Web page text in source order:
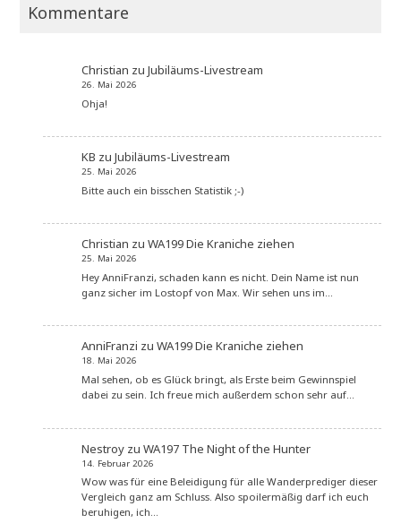
Kommentare
Christian zu Jubiläums-Livestream
26. Mai 2026
Ohja!
KB zu Jubiläums-Livestream
25. Mai 2026
Bitte auch ein bisschen Statistik ;-)
Christian zu WA199 Die Kraniche ziehen
25. Mai 2026
Hey AnniFranzi, schaden kann es nicht. Dein Name ist nun
ganz sicher im Lostopf von Max. Wir sehen uns im…
AnniFranzi zu WA199 Die Kraniche ziehen
18. Mai 2026
Mal sehen, ob es Glück bringt, als Erste beim Gewinnspiel
dabei zu sein. Ich freue mich außerdem schon sehr auf…
Nestroyzu WA197 The Night of the Hunter
14. Februar 2026
Wow was für eine Beleidigung für alle Wanderprediger dieser
Vergleich ganz am Schluss. Also spoilermäßig darf ich euch
beruhigen, ich…